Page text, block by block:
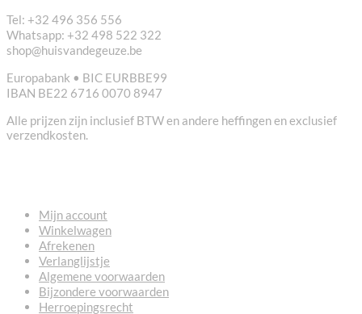
Tel: +32 496 356 556
Whatsapp: +32 498 522 322
shop@huisvandegeuze.be
Europabank • BIC EURBBE99
IBAN BE22 6716 0070 8947
Alle prijzen zijn inclusief BTW en andere heffingen en exclusief
verzendkosten.
Mijn account
Winkelwagen
Afrekenen
Verlanglijstje
Algemene voorwaarden
Bijzondere voorwaarden
Herroepingsrecht